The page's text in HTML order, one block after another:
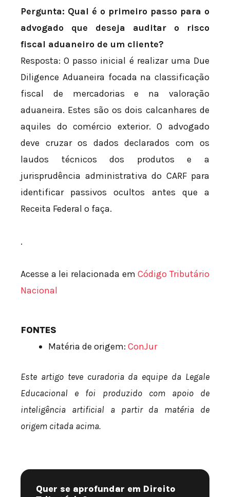
Pergunta: Qual é o primeiro passo para o
advogado que deseja auditar o risco
fiscal aduaneiro de um cliente?
Resposta: O passo inicial é realizar uma Due
Diligence Aduaneira focada na classificação
fiscal de mercadorias e na valoração
aduaneira. Estes são os dois calcanhares de
aquiles do comércio exterior. O advogado
deve cruzar os dados declarados com os
laudos técnicos dos produtos e a
jurisprudência administrativa do CARF para
identificar passivos ocultos antes que a
Receita Federal o faça.
.
Acesse a lei relacionada emCódigo Tributário
Nacional
FONTES
Matéria de origem: ConJur
Este artigo teve curadoria da equipe da Legale
Educacional e foi produzido com apoio de
inteligência artificial a partir da matéria de
origem citada acima.
Quer se aprofundar em Direito